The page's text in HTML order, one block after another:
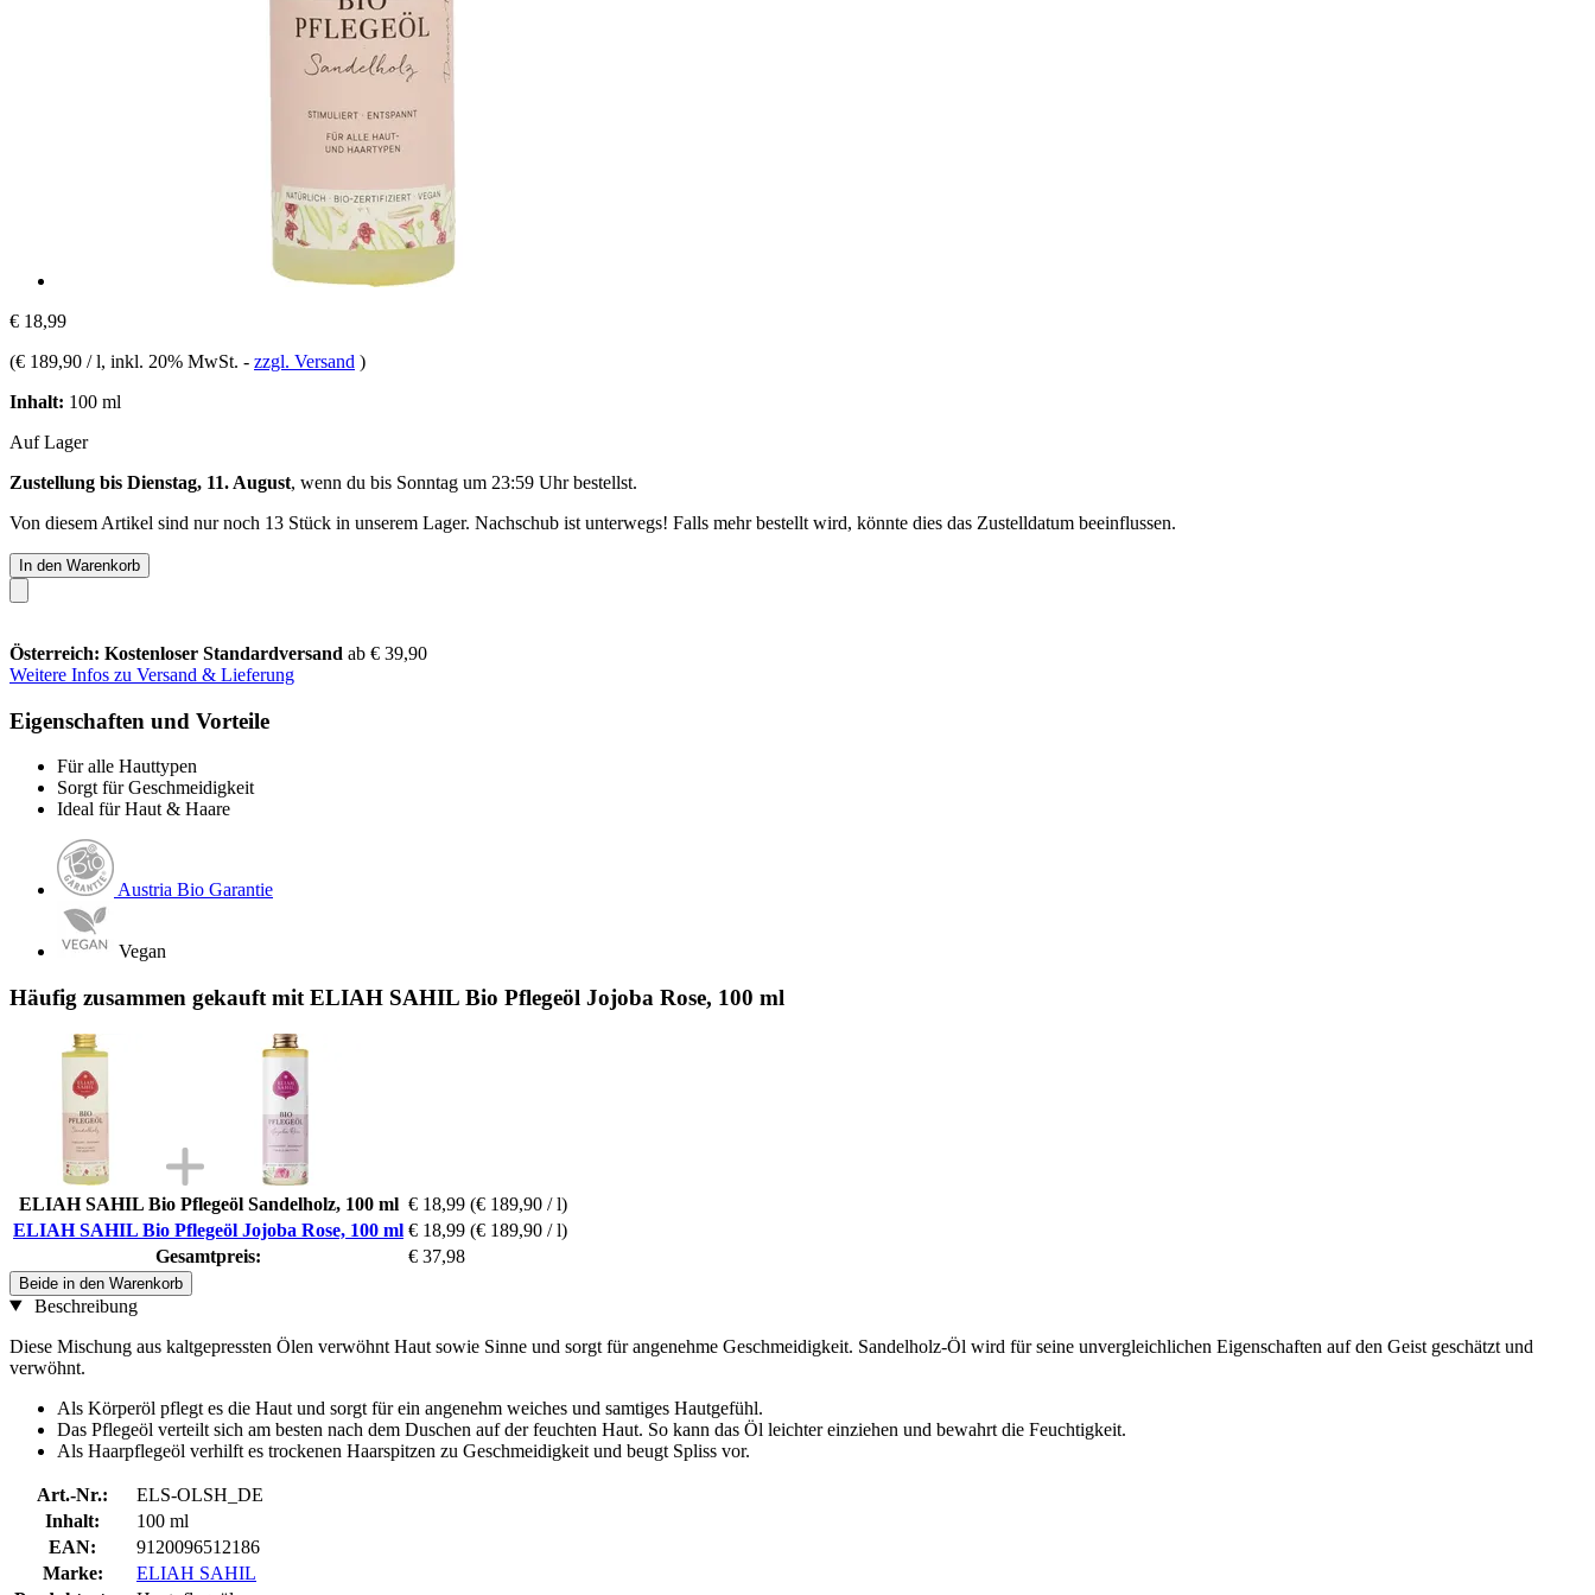
€ 18,99
(€ 189,90 / l, inkl. 20% MwSt. - zzgl. Versand )
Inhalt: 100 ml
Auf Lager
Zustellung bis Dienstag, 11. August, wenn du bis Sonntag um 23:59 Uhrbestellst.
Von diesem Artikel sind nur noch 13 Stück in unserem Lager. Nachschub ist unterwegs! Falls mehr bestellt wird, könnte dies das Zustelldatum beeinflussen.
In den Warenkorb
Österreich: Kostenloser Standardversand ab € 39,90
Weitere Infos zu Versand & Lieferung
Eigenschaften und Vorteile
Für alle Hauttypen
Sorgt für Geschmeidigkeit
Ideal für Haut & Haare
Austria Bio Garantie
Vegan
Häufig zusammen gekauft mit ELIAH SAHIL Bio Pflegeöl Jojoba Rose, 100 ml
ELIAH SAHIL Bio Pflegeöl Sandelholz, 100 ml € 18,99 (€ 189,90 / l)
ELIAH SAHIL Bio Pflegeöl Jojoba Rose, 100 ml € 18,99 (€ 189,90 / l)
Gesamtpreis:
€ 37,98
Beide in den Warenkorb
Beschreibung
Diese Mischung aus kaltgepressten Ölen verwöhnt Haut sowie Sinne und sorgt für angenehme Geschmeidigkeit. Sandelholz-Öl wird für seine unvergleichlichen Eigenschaften auf den Geist geschätzt und
verwöhnt.
Als Körperöl pflegt es die Haut und sorgt für ein angenehm weiches und samtiges Hautgefühl.
Das Pflegeöl verteilt sich am besten nach dem Duschen auf der feuchten Haut. So kann das Öl leichter einziehen und bewahrt die Feuchtigkeit.
Als Haarpflegeöl verhilft es trockenen Haarspitzen zu Geschmeidigkeit und beugt Spliss vor.
Art.-Nr.:
ELS-OLSH_DE
Inhalt:
100 ml
EAN:
9120096512186
Marke:
ELIAH SAHIL